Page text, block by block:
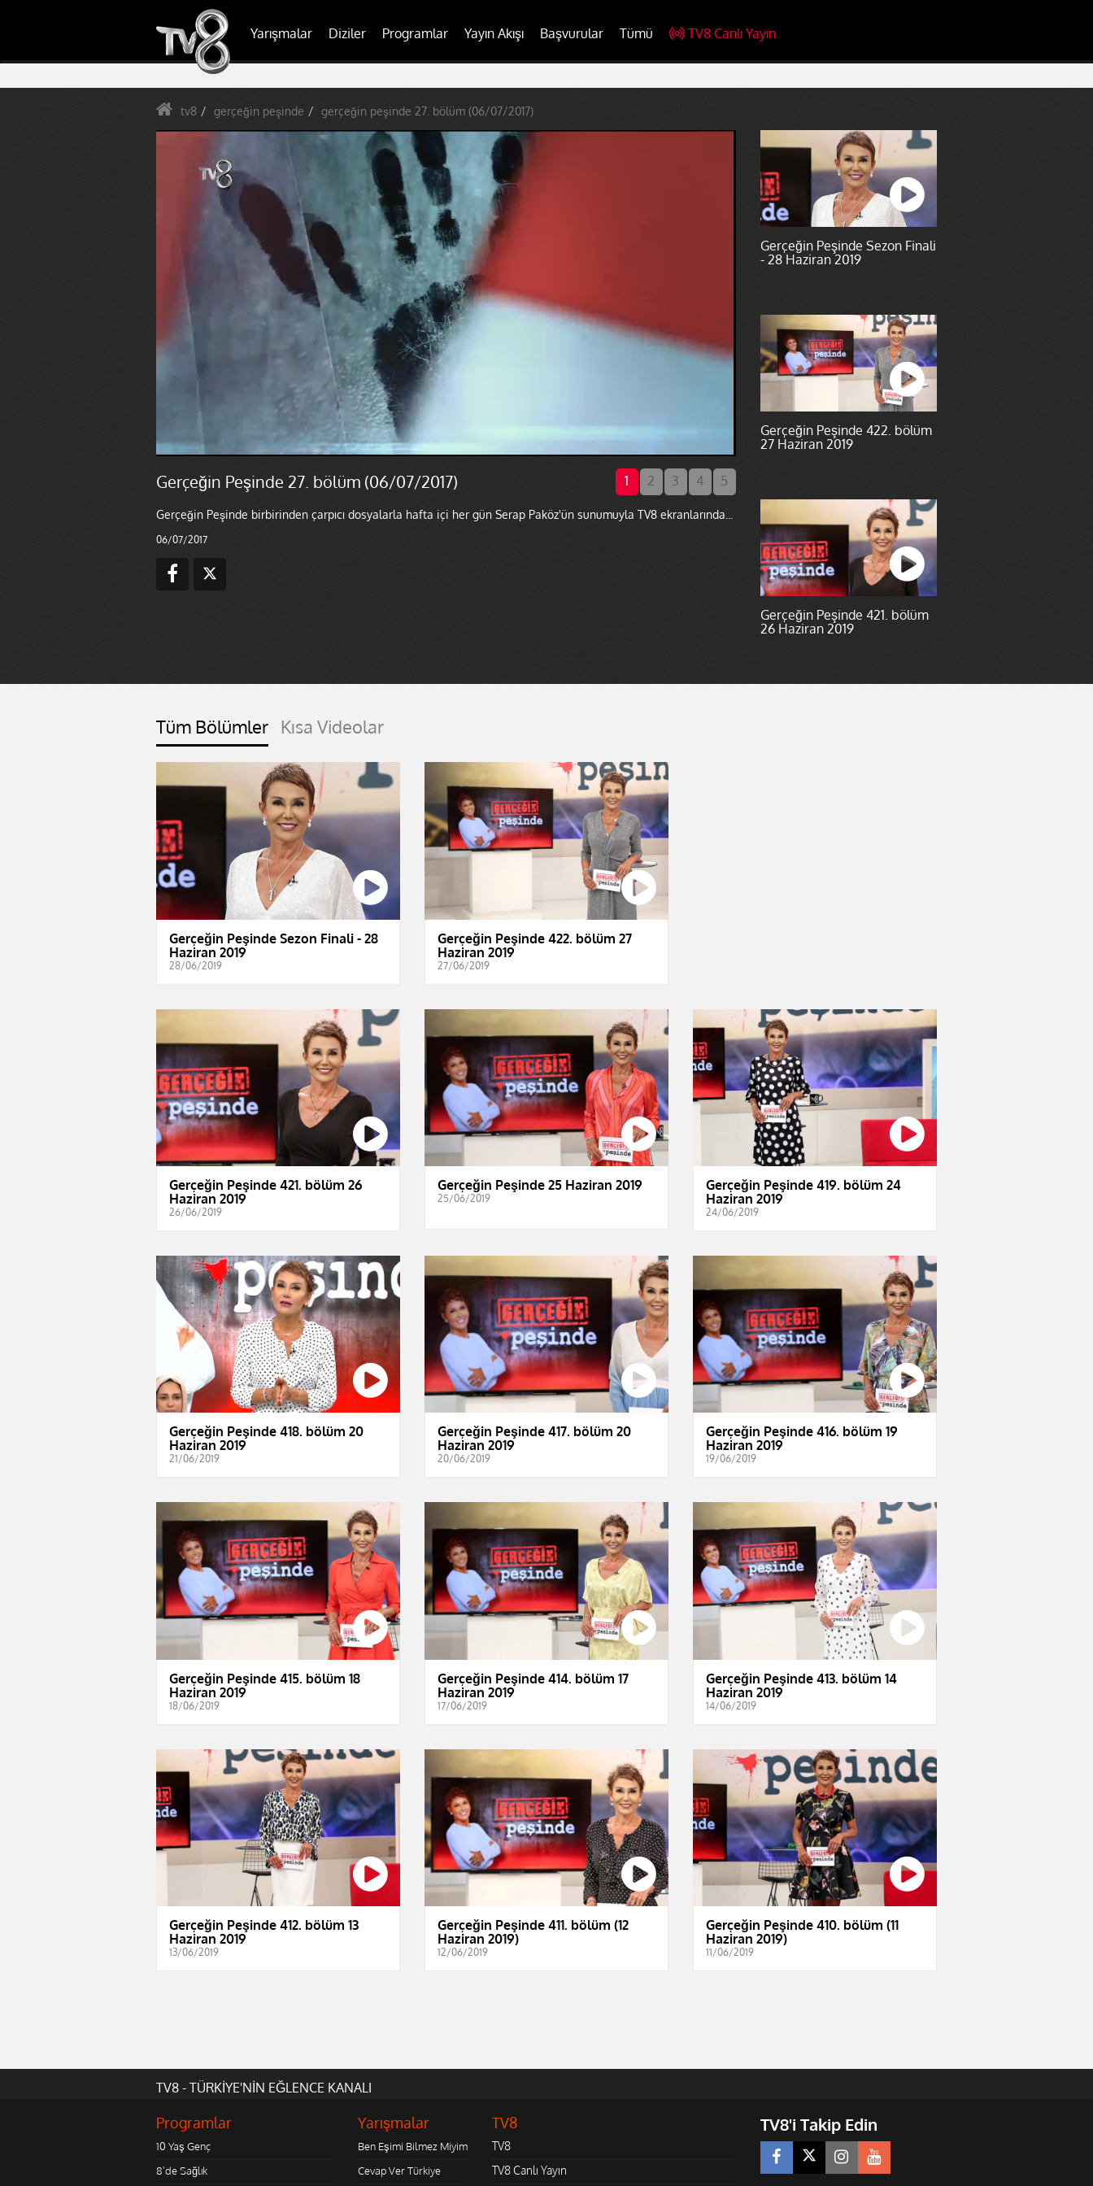
Yarışmalar Diziler Programlar Yayın Akışı Başvurular Tümü TV8 Canlı Yayın
tv8 gerçeğin peşinde gerçeğin peşinde 27. bölüm (06/07/2017)
Gerçeğin Peşinde 27. bölüm (06/07/2017) 1 2 3 4 5
Gerçeğin Peşinde birbirinden çarpıcı dosyalarla hafta içi her gün Serap Paköz'ün sunumuyla TV8 ekranlarında...
06/07/2017
Gerçeğin Peşinde Sezon Finali
- 28 Haziran 2019
Gerçeğin Peşinde 422. bölüm
27 Haziran 2019
Gerçeğin Peşinde 421. bölüm
26 Haziran 2019
Tüm Bölümler Kısa Videolar
Gerçeğin Peşinde Sezon Finali - 28
Haziran 2019
28/06/2019
Gerçeğin Peşinde 422. bölüm 27
Haziran 2019
27/06/2019
Gerçeğin Peşinde 421. bölüm 26
Haziran 2019
26/06/2019
Gerçeğin Peşinde 25 Haziran 2019
25/06/2019
Gerçeğin Peşinde 419. bölüm 24
Haziran 2019
24/06/2019
Gerçeğin Peşinde 418. bölüm 20
Haziran 2019
21/06/2019
Gerçeğin Peşinde 417. bölüm 20
Haziran 2019
20/06/2019
Gerçeğin Peşinde 416. bölüm 19
Haziran 2019
19/06/2019
Gerçeğin Peşinde 415. bölüm 18
Haziran 2019
18/06/2019
Gerçeğin Peşinde 414. bölüm 17
Haziran 2019
17/06/2019
Gerçeğin Peşinde 413. bölüm 14
Haziran 2019
14/06/2019
Gerçeğin Peşinde 412. bölüm 13
Haziran 2019
13/06/2019
Gerçeğin Peşinde 411. bölüm (12
Haziran 2019)
12/06/2019
Gerçeğin Peşinde 410. bölüm (11
Haziran 2019)
11/06/2019
TV8 - TÜRKİYE'NİN EĞLENCE KANALI
Programlar
10 Yaş Genç
8'de Sağlık
Yarışmalar
Ben Eşimi Bilmez Miyim
Cevap Ver Türkiye
TV8
TV8
TV8 Canlı Yayın
TV8'i Takip Edin